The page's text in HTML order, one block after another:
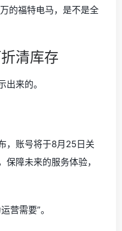
的福特电马，是不是全
清库存
来的。
，账号将于8月25日关
障未来的服务体验，
营需要”。